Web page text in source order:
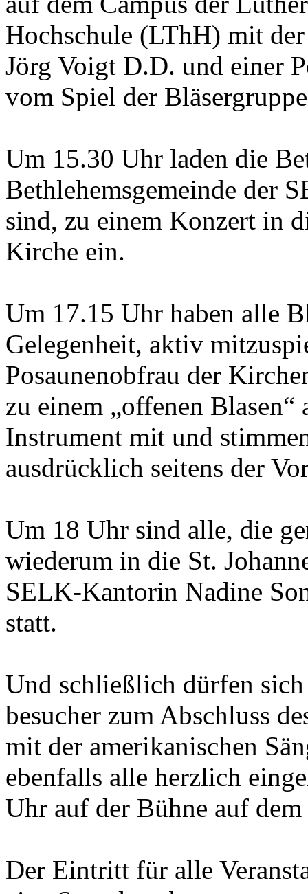
Hochschule (LThH) mit
Jörg Voigt D.D. und einer
vom Spiel der
Um 15.30 Uhr laden die
Bethlehemsgemeinde der
sind, zu einem Konzert in
Kirche ein.
Um 17.15 Uhr haben alle
Gelegenheit, aktiv
Posaunenobfrau der
zu einem „offenen
Instrument mit und
ausdrücklich seitens der
Um 18 Uhr sind alle, die
wiederum in die St.
SELK-Kantorin Nadine
statt.
Und schließlich dürfen
besucher zum Abschluss
mit der amerikanischen
ebenfalls alle herzlich
Uhr auf der Bühne auf
Der Eintritt für alle